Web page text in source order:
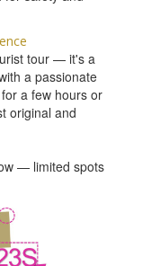
tour — it's a
a passionate
a few hours or
original and
— limited spots